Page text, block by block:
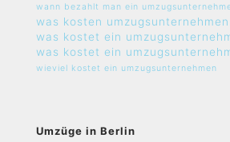
wann bezahlt man ein
was kosten umzugsunternehmen
was kostet ein
was kostet ein
wieviel kostet ein umzugsunternehmen
Umzüge in Berlin